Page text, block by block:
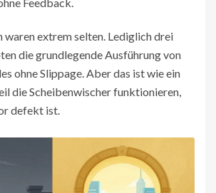
Feedback.
waren extrem selten. Lediglich drei
die grundlegende Ausführung von
ohne Slippage. Aber das ist wie ein
die Scheibenwischer funktionieren,
defekt ist.